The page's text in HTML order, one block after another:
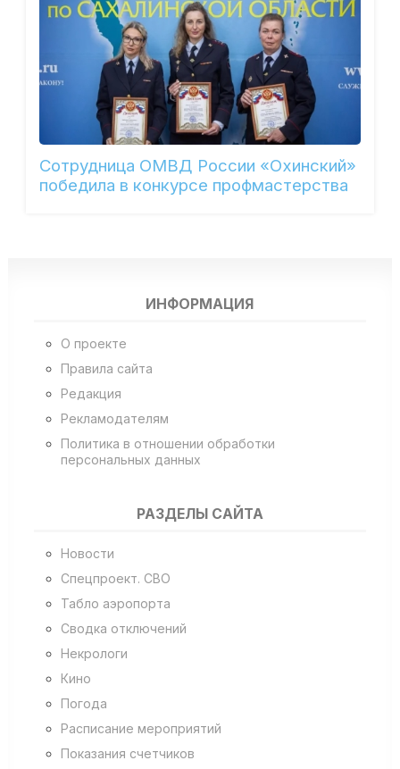
Сотрудница ОМВД России «Охинский»
победила в конкурсе профмастерства
ИНФОРМАЦИЯ
О проекте
Правила сайта
Редакция
Рекламодателям
Политика в отношении обработки
персональных данных
РАЗДЕЛЫ САЙТА
Новости
Спецпроект. СВО
Табло аэропорта
Сводка отключений
Некрологи
Кино
Погода
Расписание мероприятий
Показания счетчиков